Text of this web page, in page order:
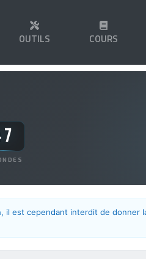
OUTILS COURS
il est cependant interdit de donner